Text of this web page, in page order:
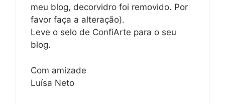
meu blog, decorvidro foi removido. Por
favor faça a alteração).
Leve o selo de ConfiArte para o seu
blog.
Com amizade
Luísa Neto